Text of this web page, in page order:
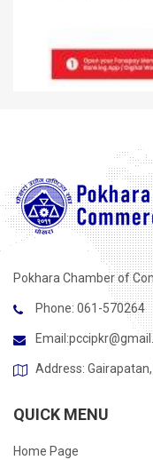
Pokhara Chamber of
Phone: 061-570264
Email:
Address:
QUICK MENU
Home Page